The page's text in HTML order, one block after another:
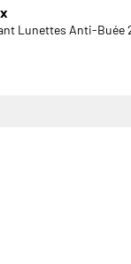
undefined
Lunettes Anti-Buée